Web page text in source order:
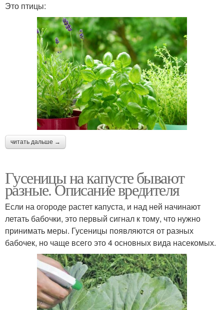
Это птицы:
читать дальше →
Гусеницы на капусте бывают
разные. Описание вредителя
Если на огороде растет капуста, и над ней начинают
летать бабочки, это первый сигнал к тому, что нужно
принимать меры. Гусеницы появляются от разных
бабочек, но чаще всего это 4 основных вида насекомых.